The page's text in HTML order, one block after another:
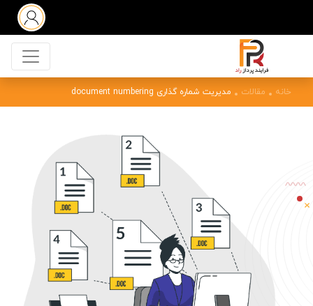
خانه مقالات مدیریت شماره گذاری document numbering